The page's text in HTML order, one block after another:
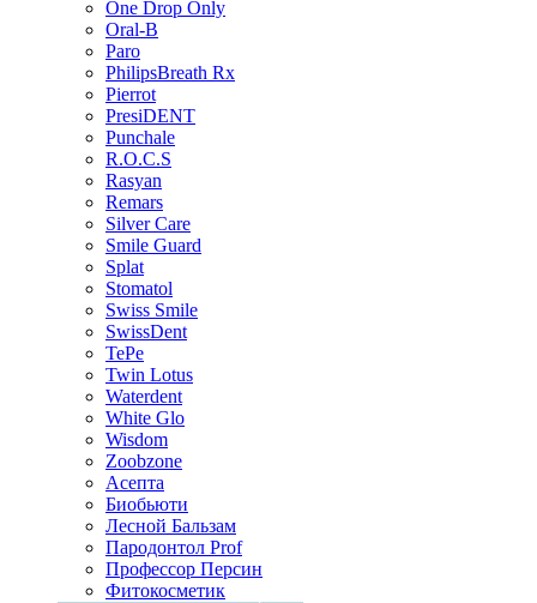
One Drop Only
Oral-B
Paro
PhilipsBreath Rx
Pierrot
PresiDENT
Punchale
R.O.C.S
Rasyan
Remars
Silver Care
Smile Guard
Splat
Stomatol
Swiss Smile
SwissDent
TePe
Twin Lotus
Waterdent
White Glo
Wisdom
Zoobzone
Асепта
Биобьюти
Лесной Бальзам
Пародонтол Prof
Профессор Персин
Фитокосметик